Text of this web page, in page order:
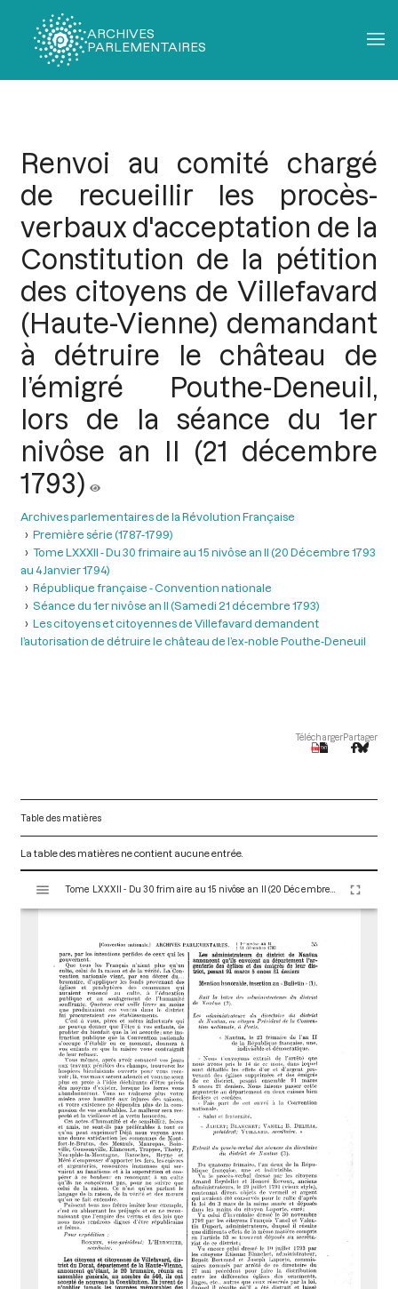
ARCHIVES
PARLEMENTAIRES
Renvoi au comité chargé
de recueillir les procès-
verbaux d'acceptation de la
Constitution de la pétition
des citoyens de Villefavard
(Haute-Vienne) demandant
à détruire le château de
l’émigré Pouthe-Deneuil,
lors de la séance du 1er
nivôse an II (21 décembre
1793)
Archives parlementaires de la Révolution Française
Première série (1787-1799)
Tome LXXXII - Du 30 frimaire au 15 nivôse an II (20 Décembre 1793
au 4 Janvier 1794)
République française - Convention nationale
Séance du 1er nivôse an II (Samedi 21 décembre 1793)
Les citoyens et citoyennes de Villefavard demandent
l’autorisation de détruire le château de l’ex-noble Pouthe-Deneuil
TéléchargerPartager
Table des matières
La table des matières ne contient aucune entrée.
s